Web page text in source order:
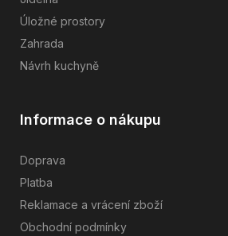
Úložné prostory
Zahrada
Návrh kuchyně
Informace o nákupu
Doprava
Platba
Reklamace a vrácení zboží
Obchodní podmínky